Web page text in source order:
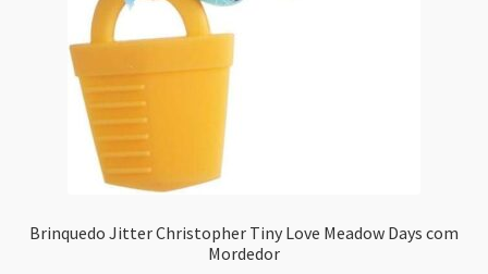
Brinquedo Jitter Christopher Tiny Love Meadow Days com
Mordedor